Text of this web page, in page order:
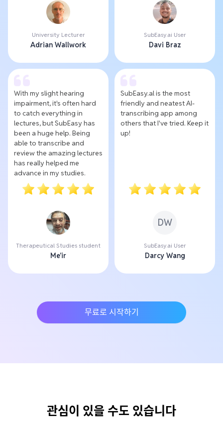
University Lecturer
Adrian Wallwork
SubEasy.ai User
Davi Braz
With my slight hearing
impairment, it's often hard
to catch everything in
lectures, but SubEasy has
been a huge help. Being
able to transcribe and
review the amazing lectures
has really helped me
advance in my studies.
Therapeutical Studies student
Me'ir
SubEasy.al is the most
friendly and neatest AI-
transcribing app among
others that I've tried. Keep it
up!
DW
SubEasy.ai User
Darcy Wang
무료로 시작하기
관심이 있을 수도 있습니다